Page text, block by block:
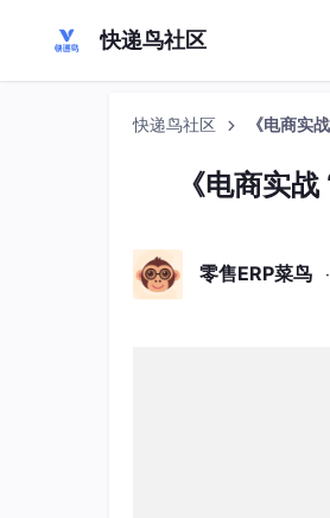
快递鸟社区
快递鸟社区 《电商实
《电商实
零售ERP菜鸟 ·